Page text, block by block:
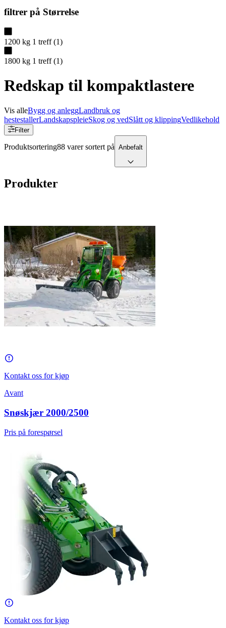
filtrer på Størrelse
1200 kg 1 treff (1)
1800 kg 1 treff (1)
Redskap til kompaktlastere
Vis alleBygg og anleggLandbruk og
hestestallerLandskapspleieSkog og vedSlått og klippingVedlikehold
Filter
Produktsortering88 varer sortert på Anbefalt
Produkter
Kontakt oss for kjøp
Avant
Snøskjær 2000/2500
Pris på forespørsel
Kontakt oss for kjøp